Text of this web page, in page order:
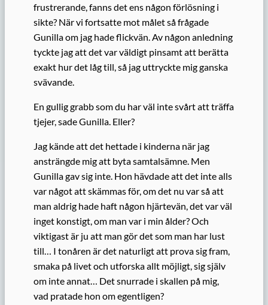
frustrerande, fanns det ens någon förlösning i
sikte? När vi fortsatte mot målet så frågade
Gunilla om jag hade flickvän. Av någon anledning
tyckte jag att det var väldigt pinsamt att berätta
exakt hur det låg till, så jag uttryckte mig ganska
svävande.
En gullig grabb som du har väl inte svårt att träffa
tjejer, sade Gunilla. Eller?
Jag kände att det hettade i kinderna när jag
ansträngde mig att byta samtalsämne. Men
Gunilla gav sig inte. Hon hävdade att det inte alls
var något att skämmas för, om det nu var så att
man aldrig hade haft någon hjärtevän, det var väl
inget konstigt, om man var i min ålder? Och
viktigast är ju att man gör det som man har lust
till… I tonåren är det naturligt att prova sig fram,
smaka på livet och utforska allt möjligt, sig själv
om inte annat… Det snurrade i skallen på mig,
vad pratade hon om egentligen?